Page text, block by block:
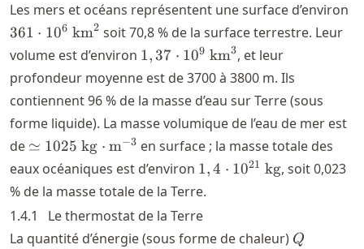
Les mers et océans représentent une surface d’environ
361 ⋅ 106 km2 soit 70,8 % de la surface terrestre. Leur
volume est d’environ 1,37\cdot
10^9\
1,37 ⋅ 109 km3, et leur
profondeur moyenne est de 3700 à 3800 m. Ils
contiennent 96 % de la masse d’eau sur Terre (sous
forme liquide). La masse volumique de l’eau de mer est
de \simeq 1025\
\textrm{kg}\cdot
\textrm{m}^{-3}
≃ 1025 kg ⋅ m−3 en surface ; la masse totale des
eaux océaniques est d’environ 1,4\cdot
10^{21}\
1,4 ⋅ 1021 kg, soit 0,023
% de la masse totale de la Terre.
1.4.1
Le thermostat de la Terre
La quantité d’énergie (sous forme de chaleur) Q
Q